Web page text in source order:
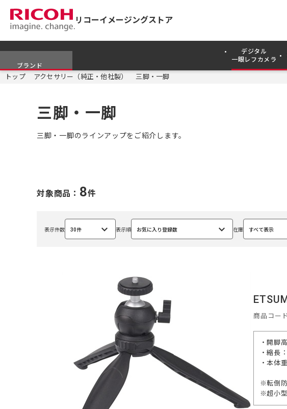
リコーイメージングストア
ブランド
デジタル
一眼レフカメラ
トップ アクセサリー（純正・他社製） 三脚・一脚
三脚・一脚
三脚・一脚のラインアップをご紹介します。
対象商品： 8件
表示件数 30件
選
択
表示順 お気に入り登録数
選
択
在庫 すべて表示
選
択
商品コー
・開脚
・縮長
・本体
※転倒
※超小